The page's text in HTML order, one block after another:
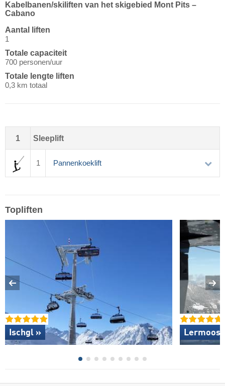
Kabelbanen/​skiliften van het skigebied Mont Pits –
Cabano
Aantal liften
1
Totale capaciteit
700 personen/uur
Totale lengte liften
0,3 km totaal
1 Sleeplift
1 Pannenkoeklift
Topliften
Ischgl » Lermoos